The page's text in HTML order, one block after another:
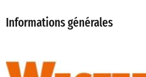
Informations générales